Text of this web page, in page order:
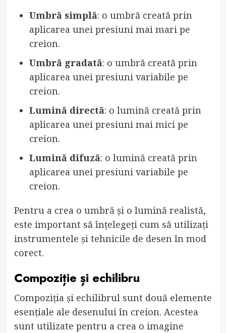
Umbră simplă: o umbră creată prin
aplicarea unei presiuni mai mari pe
creion.
Umbră gradată: o umbră creată prin
aplicarea unei presiuni variabile pe
creion.
Lumină directă: o lumină creată prin
aplicarea unei presiuni mai mici pe
creion.
Lumină difuză: o lumină creată prin
aplicarea unei presiuni variabile pe
creion.
Pentru a crea o umbră și o lumină realistă,
este important să înțelegeți cum să utilizați
instrumentele și tehnicile de desen în mod
corect.
Compoziție și echilibru
Compoziția și echilibrul sunt două elemente
esențiale ale desenului în creion. Acestea
sunt utilizate pentru a crea o imagine